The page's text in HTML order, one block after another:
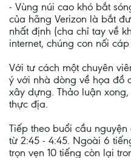
- Vùng núi cao khó bắt
của hãng Verizon là bắt
nhất định (cha chỉ tay về
internet, chúng con nối
Với tư cách một chuyên
ý với nhà dòng về họa đồ
xây dựng. Thảo luận
thực địa.
Tiếp theo buổi cầu
từ 2:45 - 4:45. Ngoài 6
trọn vẹn 10 tiếng còn lại